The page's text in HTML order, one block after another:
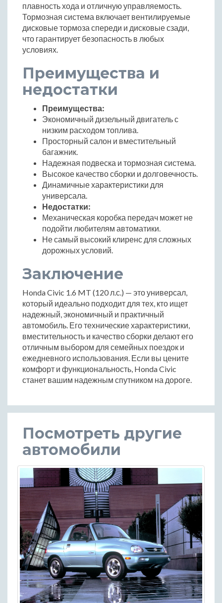
плавность хода и отличную управляемость.
Тормозная система включает вентилируемые
дисковые тормоза спереди и дисковые сзади,
что гарантирует безопасность в любых
условиях.
Преимущества и
недостатки
Преимущества:
Экономичный дизельный двигатель с
низким расходом топлива.
Просторный салон и вместительный
багажник.
Надежная подвеска и тормозная система.
Высокое качество сборки и долговечность.
Динамичные характеристики для
универсала.
Недостатки:
Механическая коробка передач может не
подойти любителям автоматики.
Не самый высокий клиренс для сложных
дорожных условий.
Заключение
Honda Civic 1.6 MT (120 л.с.) — это универсал,
который идеально подходит для тех, кто ищет
надежный, экономичный и практичный
автомобиль. Его технические характеристики,
вместительность и качество сборки делают его
отличным выбором для семейных поездок и
ежедневного использования. Если вы цените
комфорт и функциональность, Honda Civic
станет вашим надежным спутником на дороге.
Посмотреть другие
автомобили